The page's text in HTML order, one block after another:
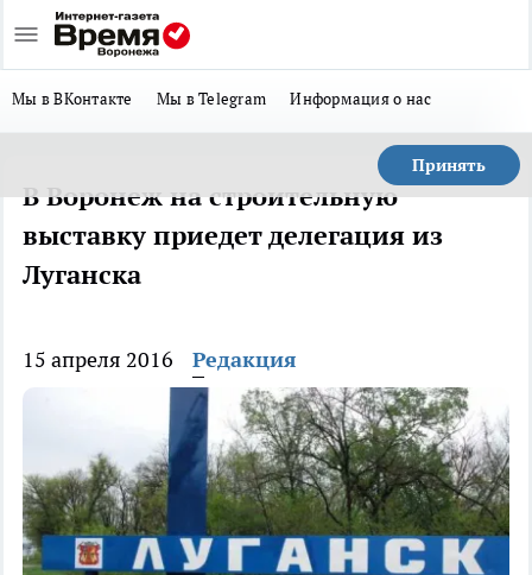
Мы в ВКонтакте Мы в Telegram Информация о нас
Принять
В Воронеж на строительную
выставку приедет делегация из
Луганска
15 апреля 2016 Редакция